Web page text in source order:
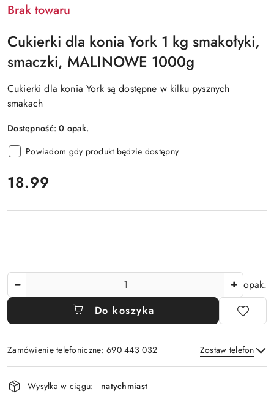
Brak towaru
Cukierki dla konia York 1 kg smakołyki,
smaczki, MALINOWE 1000g
Cukierki dla konia York są dostępne w kilku pysznych
smakach
Dostępność:0 opak.
Powiadom gdy produkt będzie dostępny
cena:
18.99
opak.
Do koszyka
Zamówienie telefoniczne: 690 443 032 Zostaw telefon
Dostępność
Wysyłka w ciągu:
natychmiast